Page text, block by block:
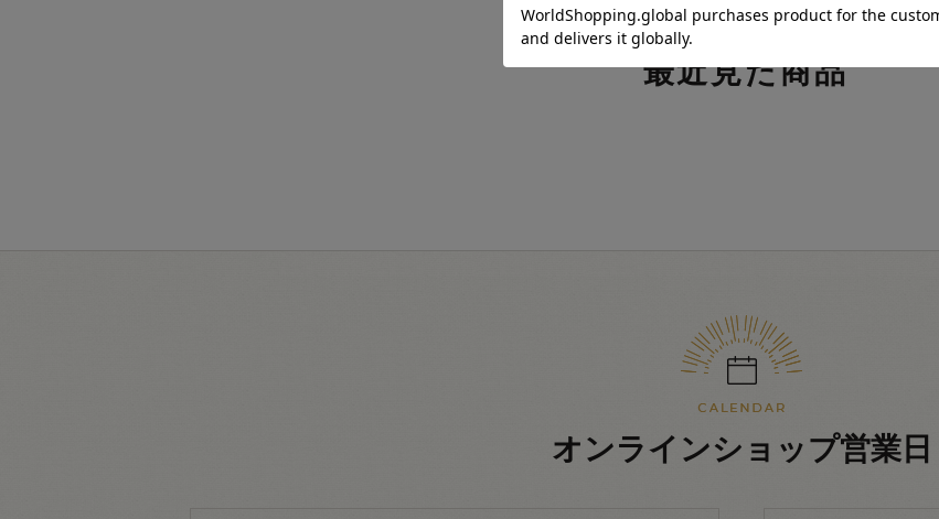
最近見た商品
オンラインショップ営業日